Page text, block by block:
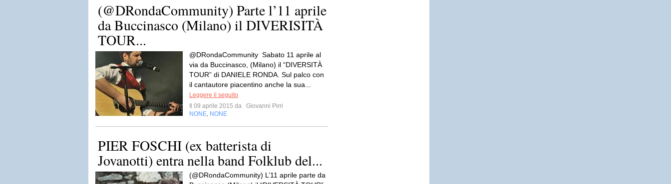
(@DRondaCommunity) Parte l’11 aprile
da Buccinasco (Milano) il DIVERISITÀ
TOUR...
@DRondaCommunity Sabato 11 aprile al
via da Buccinasco, (Milano) il “DIVERSITÀ
TOUR” di DANIELE RONDA. Sul palco con
il cantautore piacentino anche la sua...
Leggere il seguito
Il 09 aprile 2015 da
Giovanni Pirri
NONE NONE
PIER FOSCHI (ex batterista di
Jovanotti) entra nella band Folklub del...
(@DRondaCommunity) L’11 aprile parte da